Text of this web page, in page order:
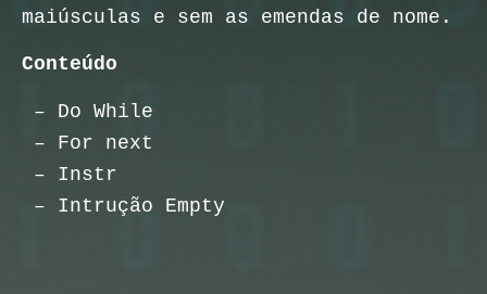
maiúsculas e sem as emendas de nome.
Conteúdo
– Do While
– For next
– Instr
– Intrução Empty